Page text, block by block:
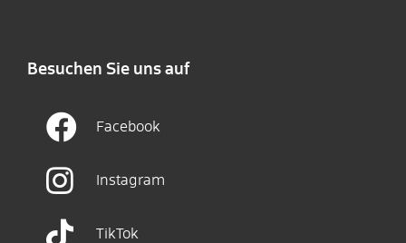
Besuchen Sie uns auf
Facebook
Instagram
TikTok